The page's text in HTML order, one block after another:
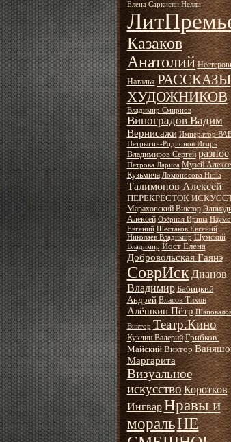
Елена Саркисян Нелли
Казаков
Анатолий
Наталья РАССКАЗЫ
ХУДОЖНИКОВ
Владимир Смирнов
Виноградов Вадим
Вернисажи Император
Петрыгин-Родионов Игорь
Владимиров Сергей разное
Петрова Лариса Музей
Кузьмича Ломоносова Нина
Талимонов Алексей
ПЕРЕКРЁСТОК
Мараховский Виктор
Алексей Озёрная Ирина
Евгений Шестаков Евгений
Николаев Владимир Шумский
Владимир Йост Елена
Добровольская Гаянэ
СоврИскДианов
Владимир Бабицкий
Андрей Власов Тихон
Алёшкин Пётр
Виктор Театр.Кино
Куклин Валерий Грибков-
Майский Виктор
Маргарита
Визуальное
искусствоКоротков
ИнгварНравы и
моральНЕ